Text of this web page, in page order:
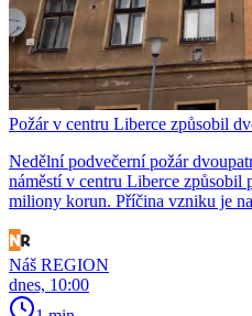
Požár v centru Liberce způsobil
Nedělní podvečerní požár
náměstí v centru Liberce způsobil
miliony korun. Příčina vzniku je
Náš REGION
dnes, 10:00